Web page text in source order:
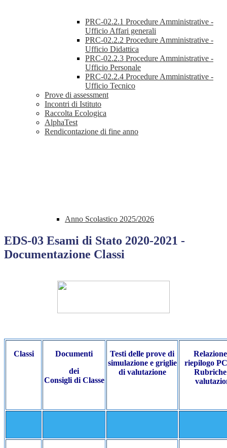
PRC-02.2.1 Procedure Amministrative -
Ufficio Affari generali
PRC-02.2.2 Procedure Amministrative -
Ufficio Didattica
PRC-02.2.3 Procedure Amministrative -
Ufficio Personale
PRC-02.2.4 Procedure Amministrative -
Ufficio Tecnico
Prove di assessment
Incontri di Istituto
Raccolta Ecologica
AlphaTest
Rendicontazione di fine anno
Anno Scolastico 2025/2026
EDS-03 Esami di Stato 2020-2021 -
Documentazione Classi
Classi
Documenti
dei
Consigli di Classe
Testi delle prove di
simulazione e griglie
di valutazione
riepilogo